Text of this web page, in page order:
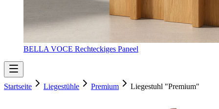
BELLA VOCE Rechteckiges Paneel
Startseite Liegestühle Premium Liegestuhl "Premium"